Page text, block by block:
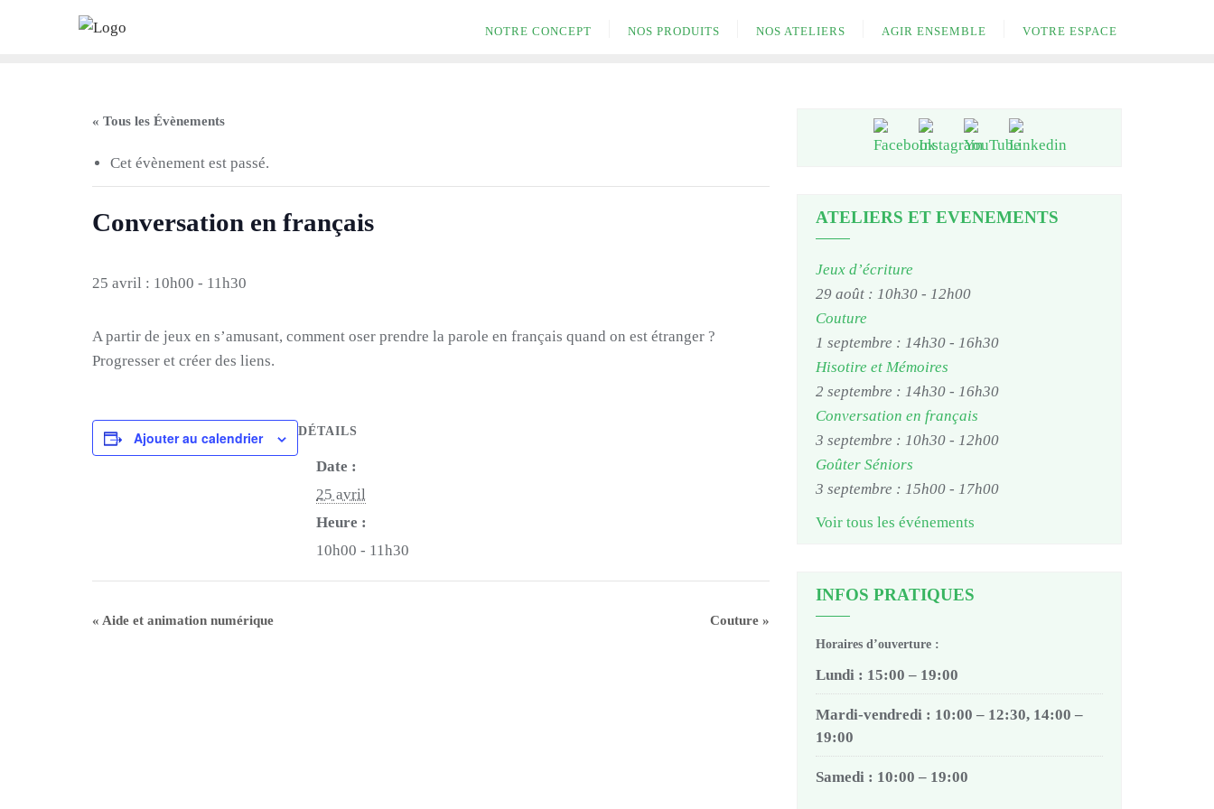
NOTRE CONCEPT NOS PRODUITS NOS ATELIERS AGIR ENSEMBLE VOTRE ESPACE
« Tous les Évènements
Cet évènement est passé.
Conversation en français
25 avril : 10h00 - 11h30
A partir de jeux en s’amusant, comment oser prendre la parole en français quand on est étranger ?
Progresser et créer des liens.
Ajouter au calendrier DÉTAILS
Date :
25 avril
Heure :
10h00 - 11h30
« Aide et animation numérique Couture »
ATELIERS ET EVENEMENTS
Jeux d’écriture
29 août : 10h30 - 12h00
Couture
1 septembre : 14h30 - 16h30
Hisotire et Mémoires
2 septembre : 14h30 - 16h30
Conversation en français
3 septembre : 10h30 - 12h00
Goûter Séniors
3 septembre : 15h00 - 17h00
Voir tous les événements
INFOS PRATIQUES
Horaires d’ouverture :
Lundi : 15:00 – 19:00
Mardi-vendredi : 10:00 – 12:30, 14:00 –
19:00
Samedi : 10:00 – 19:00